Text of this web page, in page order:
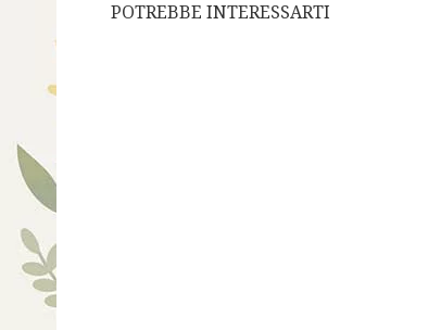
POTREBBE INTERESSARTI